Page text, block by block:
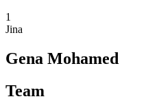
1
Jina
Gena Mohamed
Team